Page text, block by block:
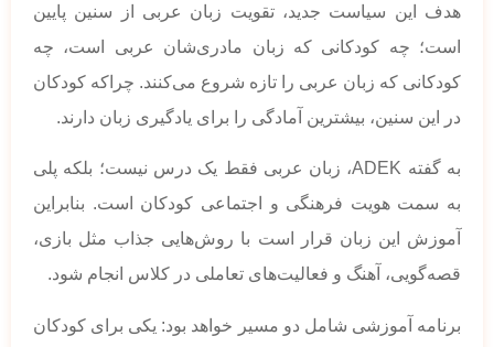
هدف این سیاست جدید، تقویت زبان عربی از سنین پایین
است؛ چه کودکانی که زبان مادری‌شان عربی است، چه
کودکانی که زبان عربی را تازه شروع می‌کنند. چراکه کودکان
در این سنین، بیشترین آمادگی را برای یادگیری زبان دارند.
به گفته ADEK، زبان عربی فقط یک درس نیست؛ بلکه پلی
به سمت هویت فرهنگی و اجتماعی کودکان است. بنابراین
آموزش این زبان قرار است با روش‌هایی جذاب مثل بازی،
قصه‌گویی، آهنگ و فعالیت‌های تعاملی در کلاس انجام شود.
برنامه آموزشی شامل دو مسیر خواهد بود: یکی برای کودکان